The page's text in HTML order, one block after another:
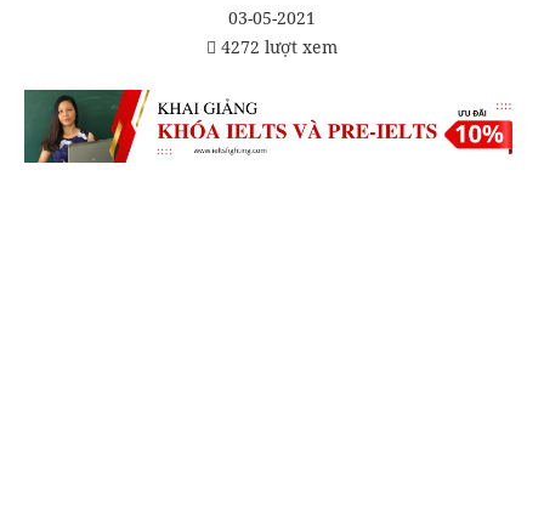
03-05-2021
4272 lượt xem